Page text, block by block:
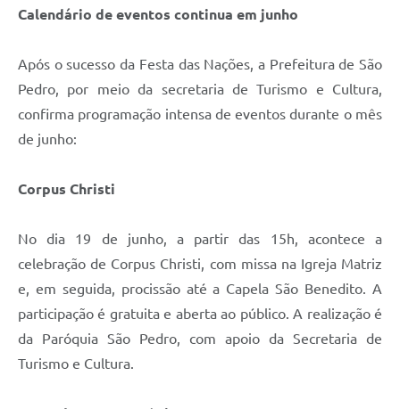
Calendário de eventos continua em junho
Após o sucesso da Festa das Nações, a Prefeitura de São
Pedro, por meio da secretaria de Turismo e Cultura,
confirma programação intensa de eventos durante o mês
de junho:
Corpus Christi
No dia 19 de junho, a partir das 15h, acontece a
celebração de Corpus Christi, com missa na Igreja Matriz
e, em seguida, procissão até a Capela São Benedito. A
participação é gratuita e aberta ao público. A realização é
da Paróquia São Pedro, com apoio da Secretaria de
Turismo e Cultura.